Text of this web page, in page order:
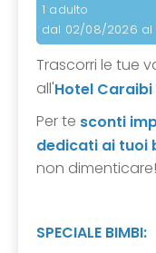
1 adulto
dal 02/08/2026
Trascorri le tue
all'Hotel Caraibi
Per te sconti
dedicati ai tuoi
non dimenticare!
SPECIALE BIMBI: